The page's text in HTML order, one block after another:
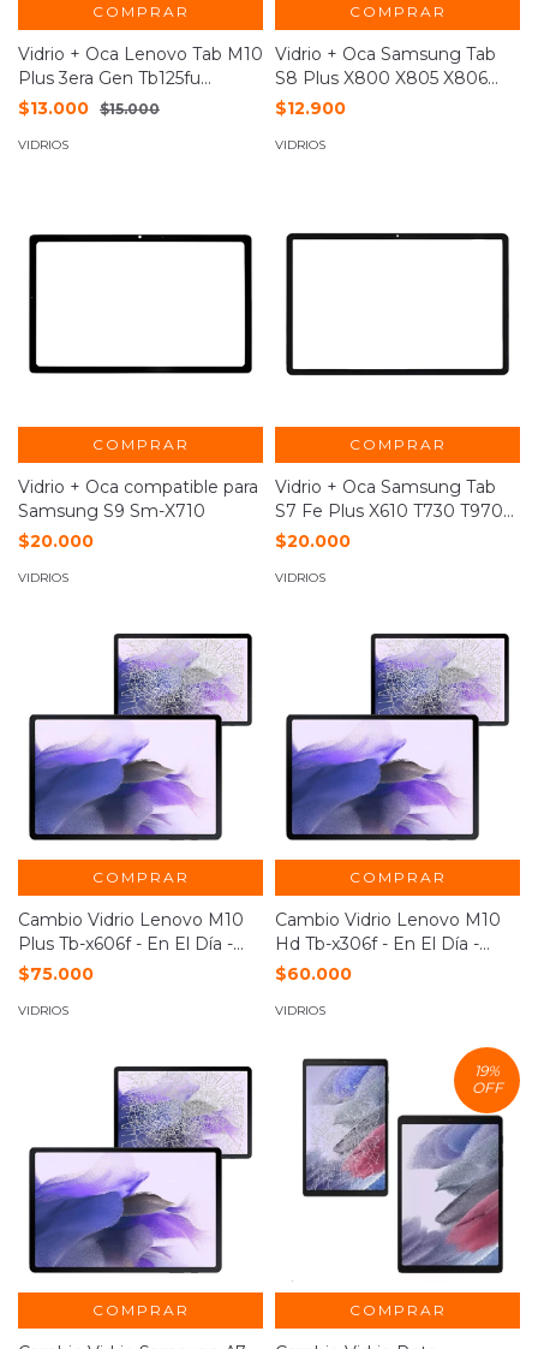
COMPRAR
Vidrio + Oca Lenovo Tab M10
Plus 3era Gen Tb125fu
Tb128fu
$13.000 $15.000
VIDRIOS
COMPRAR
Vidrio + Oca Samsung Tab
S8 Plus X800 X805 X806
Nuñez
$12.900
VIDRIOS
COMPRAR
Vidrio + Oca compatible para
Samsung S9 Sm-X710
$20.000
VIDRIOS
COMPRAR
Vidrio + Oca Samsung Tab
S7 Fe Plus X610 T730 T970
Nuñez
$20.000
VIDRIOS
COMPRAR
Cambio Vidrio Lenovo M10
Plus Tb-x606f - En El Día -
Nuñez
$75.000
VIDRIOS
COMPRAR
Cambio Vidrio Lenovo M10
Hd Tb-x306f - En El Día -
Nuñez
$60.000
VIDRIOS
COMPRAR
19%
OFF
COMPRAR